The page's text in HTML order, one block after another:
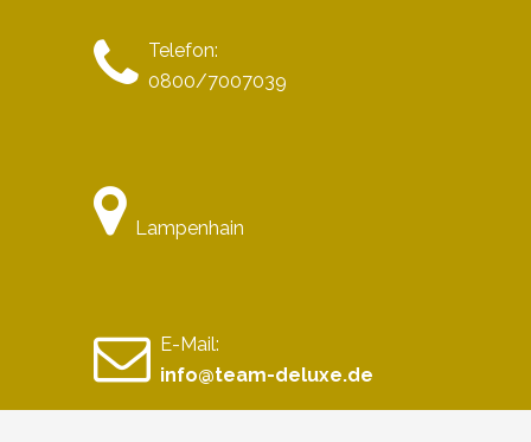
Telefon:
0800/7007039
Lampenhain
E-Mail:
info@team-deluxe.de